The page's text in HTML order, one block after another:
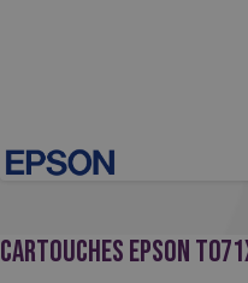
CARTOUCHES EPSON